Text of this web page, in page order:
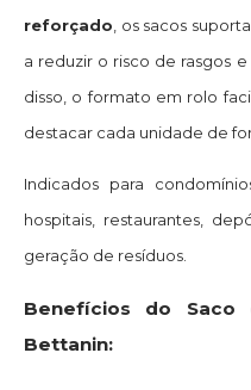
reforçado , os sacos
a reduzir o risco de rasgos
disso, o formato em rolo
destacar cada unidade de
Indicados para
hospitais, restaurantes,
geração de resíduos.
Benefícios do Saco
Bettanin: